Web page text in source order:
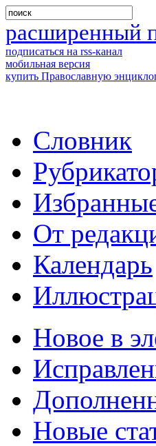
расширенный
подписаться на rss-канал
мобильная версия
купить Православную
Словник
От
Календарь
Новое в
Новые